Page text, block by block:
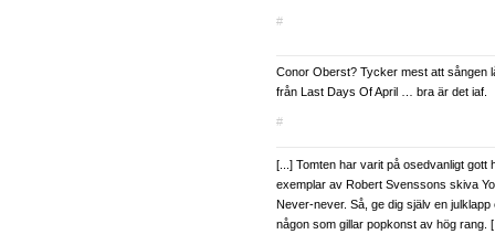
#
Conor Oberst? Tycker mest att sången
från Last Days Of April … bra är det iaf.
#
[...] Tomten har varit på osedvanligt gott
exemplar av Robert Svenssons skiva
Never-never. Så, ge dig själv en julklapp
någon som gillar popkonst av hög rang.